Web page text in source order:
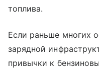
топлива.
Если раньше многих
зарядной
привычки к